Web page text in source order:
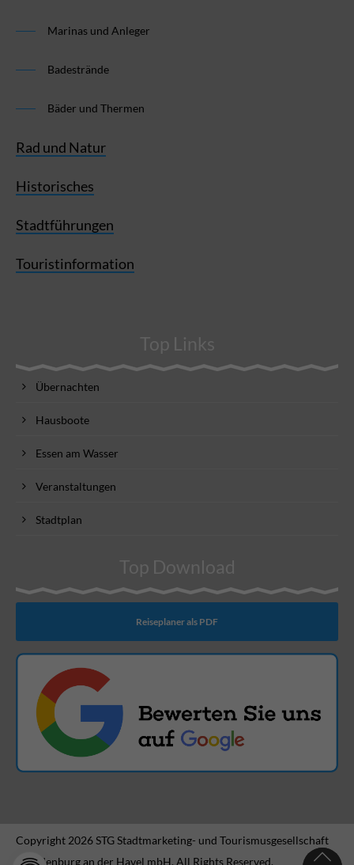
Marinas und Anleger
Badestrände
Bäder und Thermen
Rad und Natur
Historisches
Stadtführungen
Touristinformation
Top Links
Übernachten
Hausboote
Essen am Wasser
Veranstaltungen
Stadtplan
Top Download
Reiseplaner als PDF
Copyright 2026 STG Stadtmarketing- und Tourismusgesellschaft
Brandenburg an der Havel mbH. All Rights Reserved.